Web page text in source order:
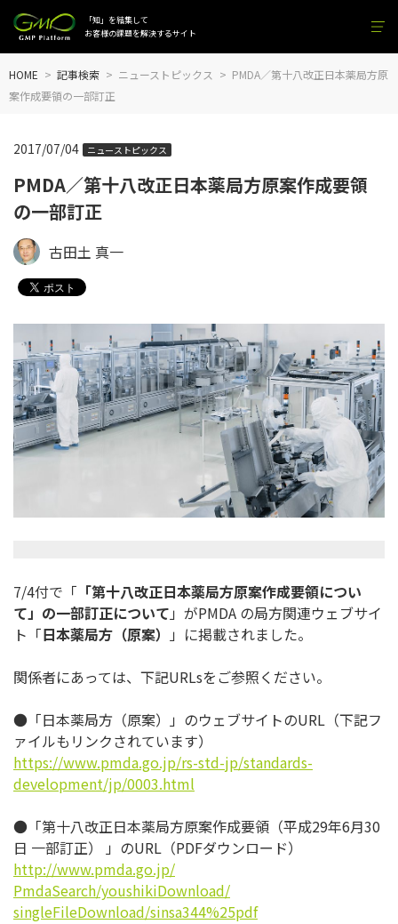
「知」を結集して
お客様の課題を解決するサイト
HOME 記事検索 ニューストピックス
PMDA／第十八改正日本薬局方原
案作成要領の一部訂正
PMDA／第十八改正日本薬局方原案作成要領
の一部訂正
2017/07/04 ニューストピックス
古田土 真一
7/4付で「 「第十八改正日本薬局方原案作成要領につい
て」 の一部訂正について 」がPMDA の局方関連ウェブサイ
ト「日本薬局方（原案） 」 に掲載されました。
関係者にあっては、下記URLsをご参照ください。
●「日本薬局方（原案）」のウェブサイトのURL（下記フ
ァイルもリンクされています）
https://www.pmda.go.jp/rs-std-jp/standards-
development/jp/0003.html
●「第十八改正日本薬局方原案作成要領（平成29年6月30
日 一部訂正） 」のURL（PDFダウンロード）
http://www.pmda.go.jp/
PmdaSearch/youshikiDownload/
singleFileDownload/sinsa344%25pdf